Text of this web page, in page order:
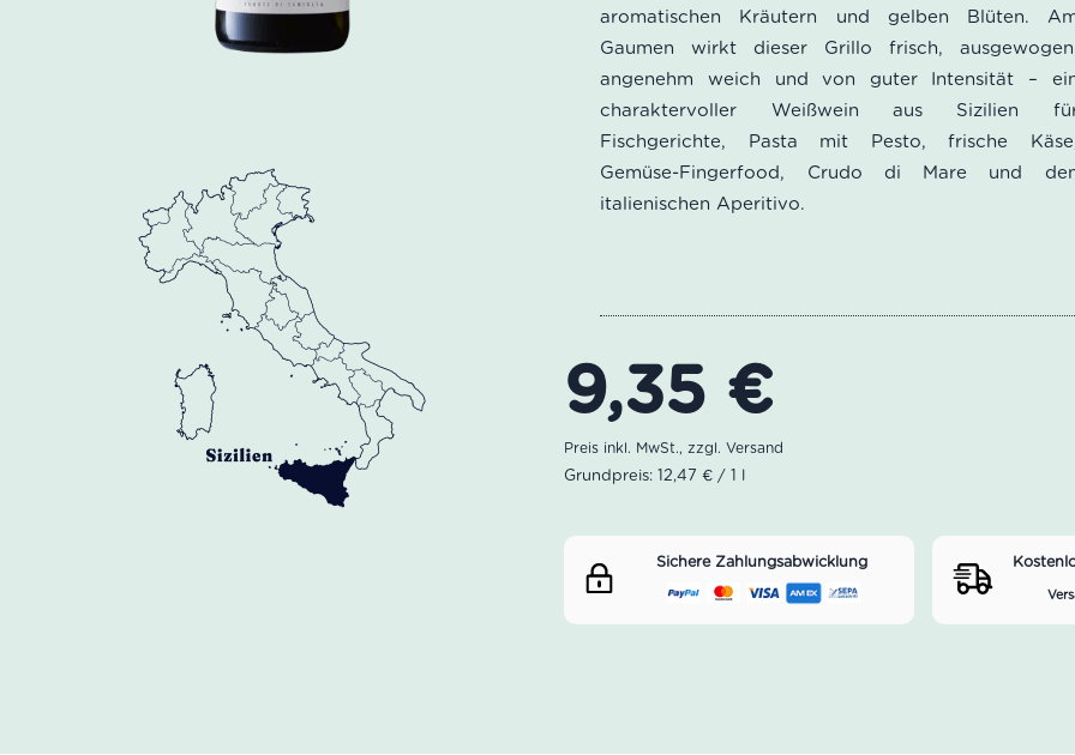
aromatischen Kräutern und gelben Blüten.
Gaumen wirkt dieser Grillo frisch,
angenehm weich und von guter Intensität –
charaktervoller Weißwein aus Sizilien
Fischgerichte, Pasta mit Pesto, frische
Gemüse-Fingerfood, Crudo di Mare und
italienischen Aperitivo.
9,35 €
Grundpreis: 12,47 € / 1 l
Sichere Zahlungsabwicklung